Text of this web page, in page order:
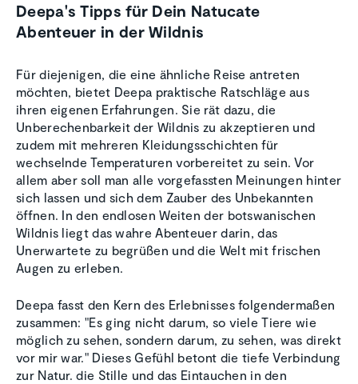
Deepa's Tipps für Dein Natucate
Abenteuer in der Wildnis
Für diejenigen, die eine ähnliche Reise antreten
möchten, bietet Deepa praktische Ratschläge aus
ihren eigenen Erfahrungen. Sie rät dazu, die
Unberechenbarkeit der Wildnis zu akzeptieren und
zudem mit mehreren Kleidungsschichten für
wechselnde Temperaturen vorbereitet zu sein. Vor
allem aber soll man alle vorgefassten Meinungen hinter
sich lassen und sich dem Zauber des Unbekannten
öffnen. In den endlosen Weiten der botswanischen
Wildnis liegt das wahre Abenteuer darin, das
Unerwartete zu begrüßen und die Welt mit frischen
Augen zu erleben.
Deepa fasst den Kern des Erlebnisses folgendermaßen
zusammen: "Es ging nicht darum, so viele Tiere wie
möglich zu sehen, sondern darum, zu sehen, was direkt
vor mir war." Dieses Gefühl betont die tiefe Verbindung
zur Natur. die Stille und das Eintauchen in den